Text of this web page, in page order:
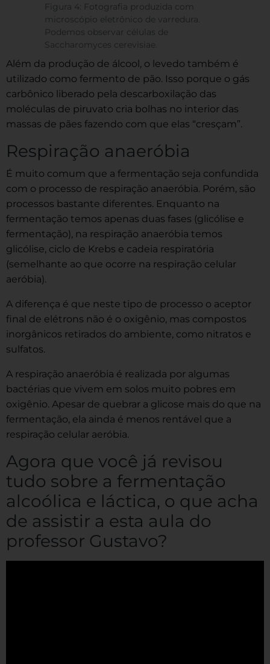
Figura 4: Fotografia produzida com
microscópio eletrônico de varredura.
Podemos observar células de
Saccharomyces cerevisiae.
Além da produção de álcool, o levedo também é
utilizado como fermento de pão. Isso porque o gás
carbônico liberado pela descarboxilação das
moléculas de piruvato cria bolhas no interior das
massas de pães fazendo com que elas “cresçam”.
Respiração anaeróbia
É muito comum que a fermentação seja confundida
com o processo de respiração anaeróbia. Porém, são
processos bastante diferentes. Enquanto na
fermentação temos apenas duas fases (glicólise e
fermentação), na respiração anaeróbia temos
glicólise, ciclo de Krebs e cadeia respiratória
(semelhante ao que ocorre na respiração celular
aeróbia).
A diferença é que neste tipo de processo o aceptor
final de elétrons não é o oxigênio, mas compostos
inorgânicos retirados do ambiente, como nitratos e
sulfatos.
A respiração anaeróbia é realizada por algumas
bactérias que vivem em solos muito pobres em
oxigênio. Apesar de quebrar a glicose mais do que na
fermentação, ela ainda é menos rentável que a
respiração celular aeróbia.
Agora que você já revisou
tudo sobre a fermentação
alcoólica e láctica, o que acha
de assistir a esta aula do
professor Gustavo?